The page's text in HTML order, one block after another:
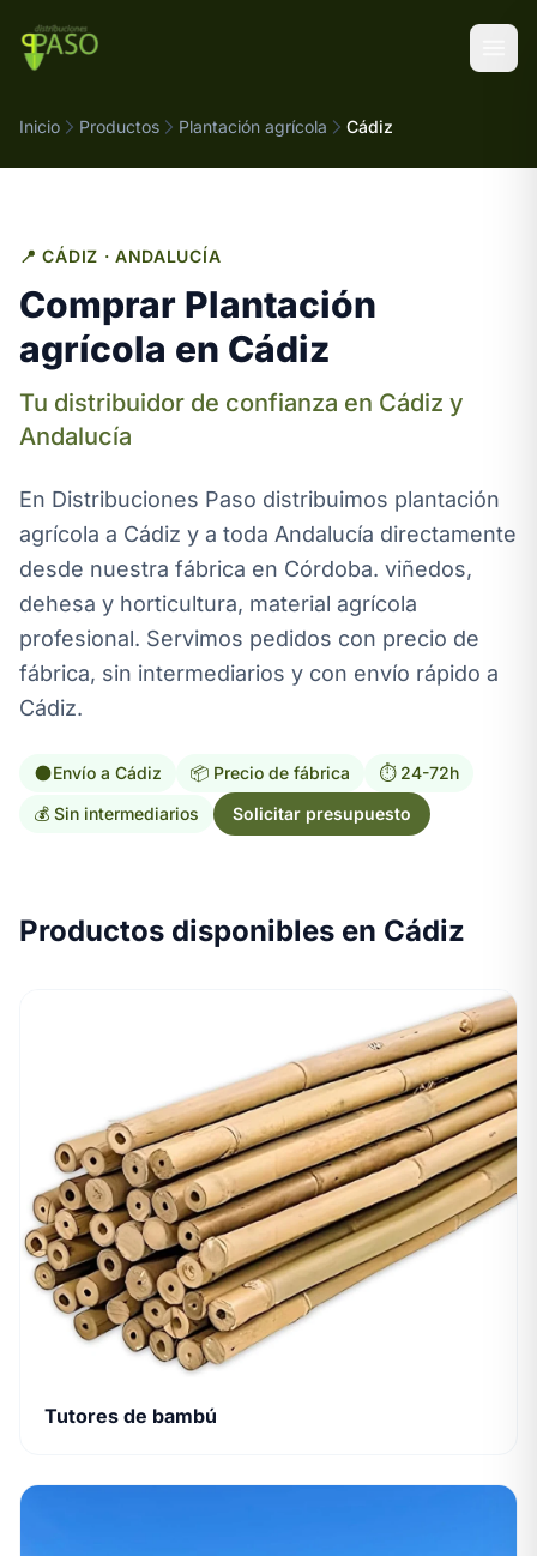
Inicio Productos Plantación agrícola Cádiz
📍 CÁDIZ · ANDALUCÍA
Comprar Plantación
agrícola en Cádiz
Tu distribuidor de confianza en Cádiz y
Andalucía
En Distribuciones Paso distribuimos plantación
agrícola a Cádiz y a toda Andalucía directamente
desde nuestra fábrica en Córdoba. viñedos,
dehesa y horticultura, material agrícola
profesional. Servimos pedidos con precio de
fábrica, sin intermediarios y con envío rápido a
Cádiz.
Envío a Cádiz 📦 Precio de fábrica
⏱️ 24-72h
💰 Sin intermediarios
Solicitar presupuesto
Productos disponibles en Cádiz
Tutores de bambú